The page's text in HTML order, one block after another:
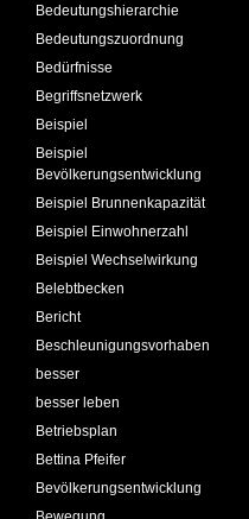
Bedeutungshierarchie
Bedeutungszuordnung
Bedürfnisse
Begriffsnetzwerk
Beispiel
Beispiel
Bevölkerungsentwicklung
Beispiel Brunnenkapazität
Beispiel Einwohnerzahl
Beispiel Wechselwirkung
Belebtbecken
Bericht
Beschleunigungsvorhaben
besser
besser leben
Betriebsplan
Bettina Pfeifer
Bevölkerungsentwicklung